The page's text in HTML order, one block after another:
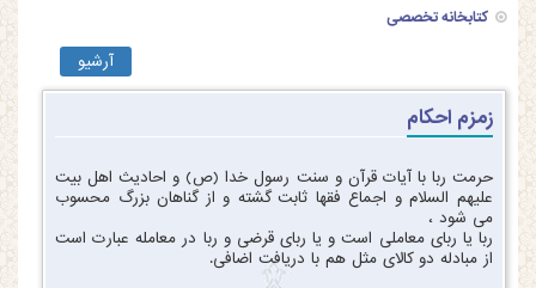
آرشیو
کتابخانه تخصصی
زمزم احکام
حرمت ربا با آیات قرآن و سنت رسول خدا (ص) و احادیث اهل بیت
علیهم السلام و اجماع فقها ثابت گشته و از گناهان بزرگ محسوب
می شود ،
ربا یا ربای معاملی است و یا ربای قرضی و ربا در معامله عبارت است
از مبادله دو کالای مثل هم با دریافت اضافی.